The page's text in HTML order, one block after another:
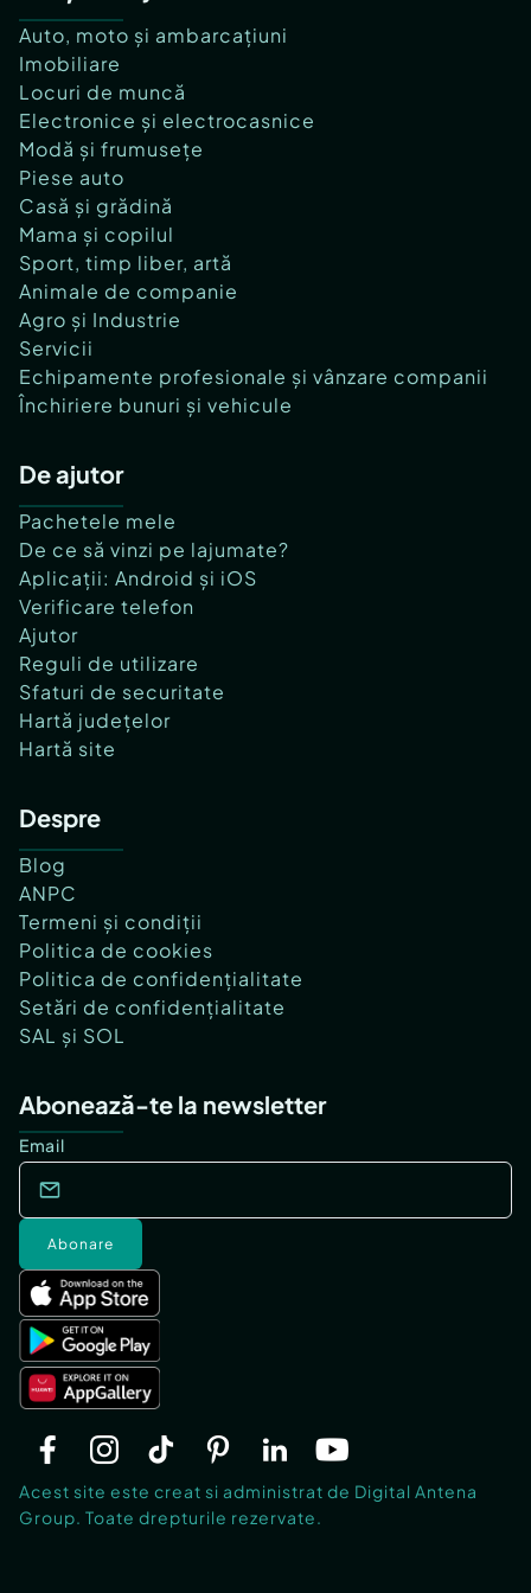
Auto, moto și ambarcațiuni
Imobiliare
Locuri de muncă
Electronice și electrocasnice
Modă și frumusețe
Piese auto
Casă și grădină
Mama și copilul
Sport, timp liber, artă
Animale de companie
Agro și Industrie
Servicii
Echipamente profesionale și vânzare companii
Închiriere bunuri și vehicule
De ajutor
Pachetele mele
De ce să vinzi pe lajumate?
Aplicații: Android și iOS
Verificare telefon
Ajutor
Reguli de utilizare
Sfaturi de securitate
Hartă județelor
Hartă site
Despre
Blog
ANPC
Termeni și condiții
Politica de cookies
Politica de confidențialitate
Setări de confidențialitate
SAL și SOL
Abonează-te la newsletter
Email
Abonare
Acest site este creat si administrat de Digital Antena
Group. Toate drepturile rezervate.